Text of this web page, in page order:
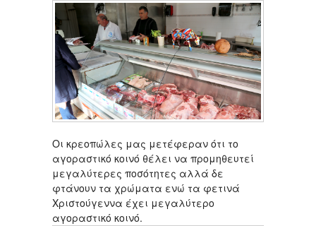
Οι κρεοπώλες μας μετέφεραν ότι το
αγοραστικό κοινό θέλει να προμηθευτεί
μεγαλύτερες ποσότητες αλλά δε
φτάνουν τα χρώματα ενώ τα φετινά
Χριστούγεννα έχει μεγαλύτερο
αγοραστικό κοινό.